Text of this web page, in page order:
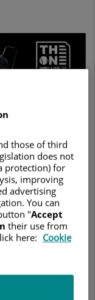
en sus
la temporada
those of third
does not
protection) for
improving
advertising
You can
"Accept
their use from
here: Cookie